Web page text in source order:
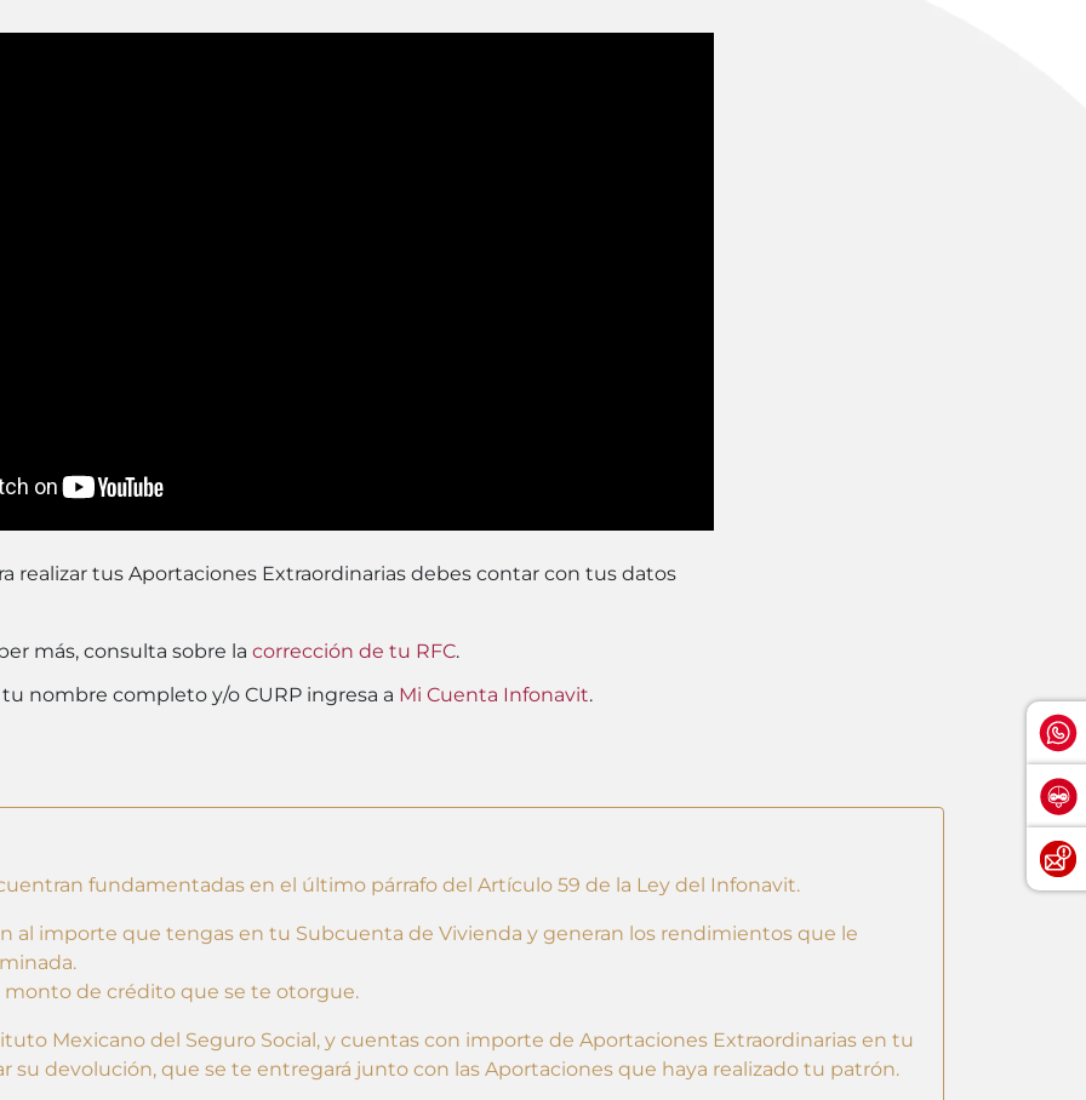
realizar tus Aportaciones Extraordinarias debes contar con tus datos
más, consulta sobre la corrección de tu RFC.
nombre completo y/o CURP ingresa a Mi Cuenta Infonavit.
fundamentadas en el último párrafo del Artículo 59 de la Ley del Infonavit.
al importe que tengas en tu Subcuenta de Vivienda y generan los rendimientos que le
monto de crédito que se te otorgue.
Mexicano del Seguro Social, y cuentas con importe de Aportaciones Extraordinarias en tu
su devolución, que se te entregará junto con las Aportaciones que haya realizado tu patrón.